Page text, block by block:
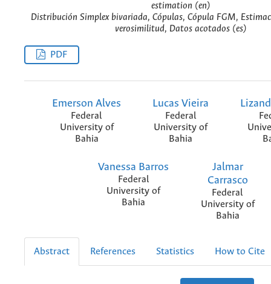
estimation (en)
Distribución Simplex bivariada, Cópulas, Cópula FGM,
verosimilitud, Datos acotados (es)
PDF
Emerson Alves
Federal
University of
Bahia
Lucas Vieira
Federal
University of
Bahia
Vanessa Barros
Federal
University of
Bahia
Jalmar
Carrasco
Federal
University of
Bahia
Abstract References Statistics How to Cite